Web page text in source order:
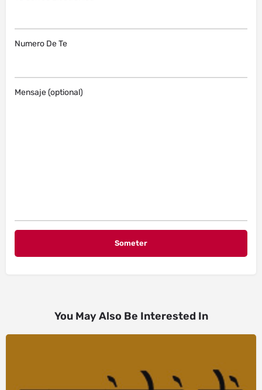
Numero De Te
Mensaje (optional)
You May Also Be Interested In